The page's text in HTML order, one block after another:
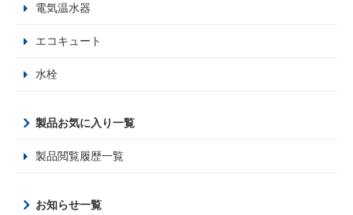
電気温水器
エコキュート
水栓
製品お気に入り一覧
製品閲覧履歴一覧
お知らせ一覧